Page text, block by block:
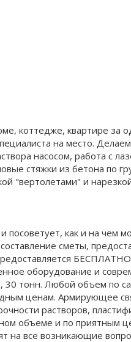
коттедже, квартире за
на место. Делаем
насосом, работа с
стяжки из бетона по
"вертолетами" и
посоветует, как и на чем
сметы,
оборудование и
30 тонн. Любой объем по
ценам. Армирующее
растворов,
объеме и по приятным
на все возникающие